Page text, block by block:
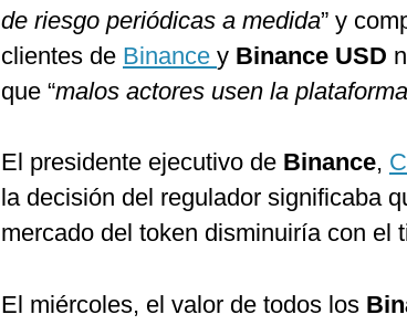
de riesgo periódicas a medida” y
clientes de Binance y Binance USD
que “malos actores usen la plataforma
El presidente ejecutivo de Binance,
la decisión del regulador significaba
mercado del token disminuiría con el
El miércoles, el valor de todos los